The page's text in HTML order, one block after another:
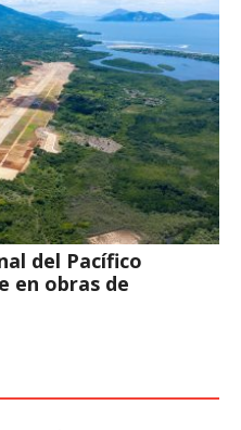
del Pacífico
en obras de